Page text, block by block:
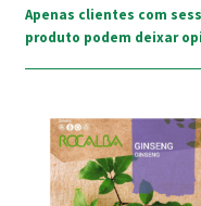
Apenas clientes com
produto podem deixar